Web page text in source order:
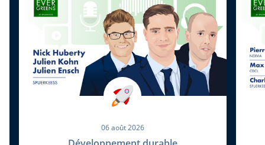
est disponible sur toutes les
plateformes streaming connues.
06 août 2026